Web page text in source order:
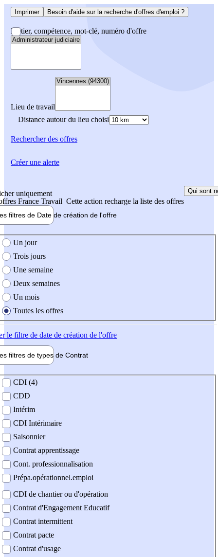
Imprimer Besoin d'aide sur la recherche d'offres d'emploi ?
Métier, compétence, mot-clé, numéro d'offre
Lieu de travail
Distance autour du lieu choisi
Rechercherdes offres
uniquement
France Travail Cette action recharge la liste des offres
Qui sont
filtres de Date de création de l'offre
création de l'offre
Un jour
Trois jours
Une semaine
Deux semaines
Un mois
Toutes les offres
le filtre de date de création de l'offre
filtres de types de Contrat
contrat
CDI (4)
CDD
Intérim
CDI Intérimaire
Saisonnier
Contrat apprentissage
Cont. professionnalisation
Prépa.opérationnel.emploi
CDI de chantier ou d'opération
Contrat d'Engagement Educatif
Contrat intermittent
Contrat pacte
Contrat d'usage
Créer une alerte